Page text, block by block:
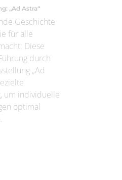
„Ad Astra“
Geschichte
für alle
Diese
durch
„Ad
um individuelle
optimal